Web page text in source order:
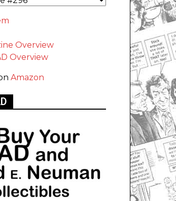
Overview
Overview
Amazon